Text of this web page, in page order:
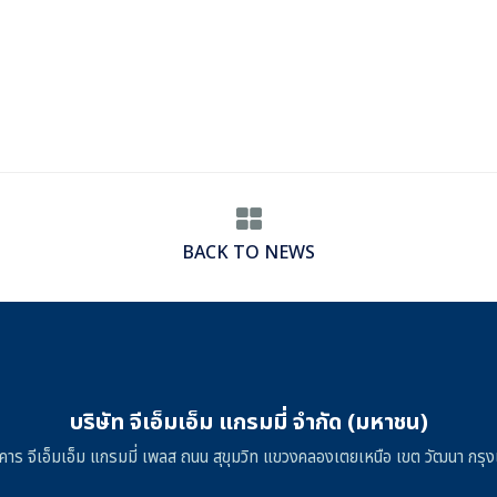
BACK TO NEWS
บริษัท จีเอ็มเอ็ม แกรมมี่ จำกัด (มหาชน)
าร จีเอ็มเอ็ม แกรมมี่ เพลส ถนน สุขุมวิท แขวงคลองเตยเหนือ เขต วัฒนา ก